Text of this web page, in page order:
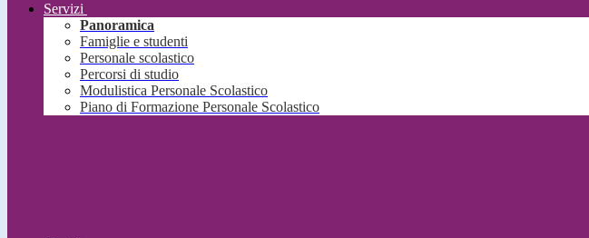
Servizi
Panoramica
Famiglie e studenti
Personale scolastico
Percorsi di studio
Modulistica Personale Scolastico
Piano di Formazione Personale Scolastico